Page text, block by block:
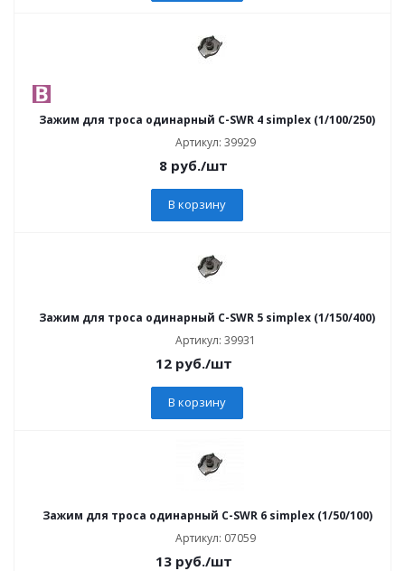
Зажим для троса одинарный C-SWR 4 simplex (1/100/250)
Артикул: 39929
8 руб./шт
В корзину
Зажим для троса одинарный C-SWR 5 simplex (1/150/400)
Артикул: 39931
12руб./шт
В корзину
Зажим для троса одинарный C-SWR 6 simplex (1/50/100)
Артикул: 07059
13руб./шт